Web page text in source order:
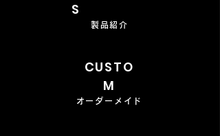
S
製品紹介
CUSTO
M
オーダーメイド